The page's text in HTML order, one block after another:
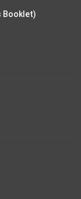
Booklet)